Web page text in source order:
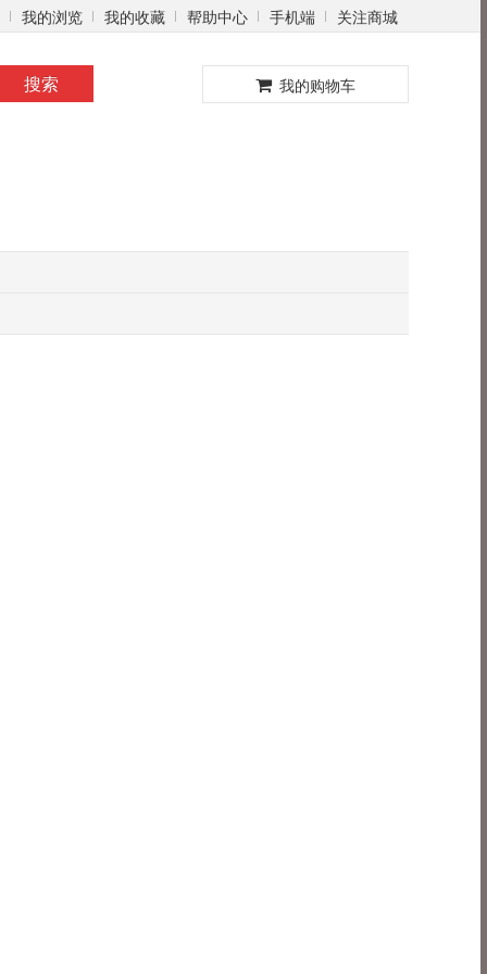
我的浏览 我的收藏 帮助中心 手机端 关注商城
搜索 我的购物车